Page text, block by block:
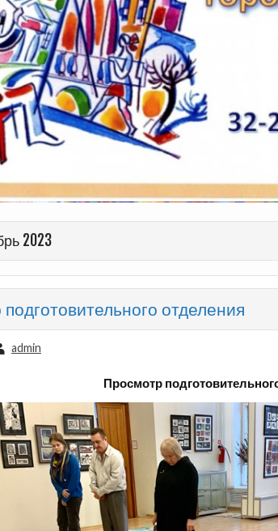
2023
отделения
admin
Просмотр